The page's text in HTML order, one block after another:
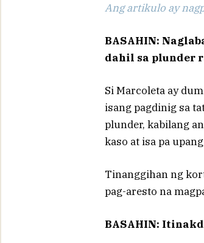
Ang artikulo ay
BASAHIN:
dahil sa plunder
Si Marcoleta ay
isang pagdinig sa
plunder, kabilang
kaso at isa pa
Tinanggihan ng
pag-aresto na
BASAHIN: